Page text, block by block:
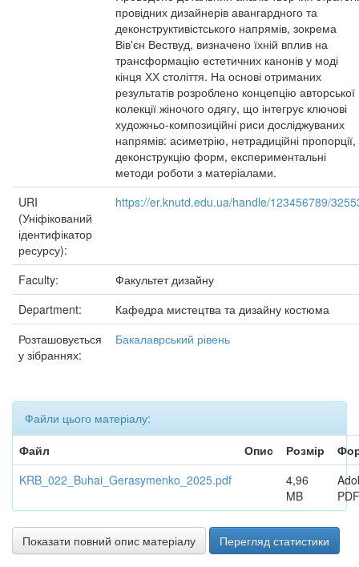
провідних дизайнерів авангардного та
деконструктивістського напрямів, зокрема
Вів'єн Вествуд, визначено їхній вплив на
трансформацію естетичних канонів у моді
кінця ХХ століття. На основі отриманих
результатів розроблено концепцію авторської
колекції жіночого одягу, що інтегрує ключові
художньо-композиційні риси досліджуваних
напрямів: асиметрію, нетрадиційні пропорції,
деконструкцію форм, експериментальні
методи роботи з матеріалами.
URI
(Уніфікований
ідентифікатор
ресурсу):
https://er.knutd.edu.ua/handle/123456789/
Faculty:
Факультет дизайну
Department:
Кафедра мистецтва та дизайну костюма
Розташовується
у зібраннях:
Бакалаврський рівень
Файли цього матеріалу:
Файл
Опис Розмір
KRB_022_Buhai_Gerasymenko_2025.pdf
4,96
MB
PDF
Показати повний опис матеріалу Перегляд статистики